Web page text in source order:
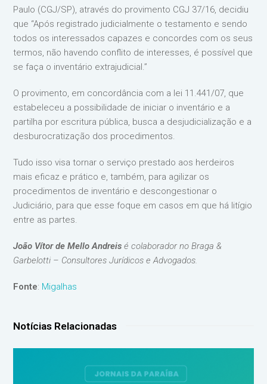
Paulo (CGJ/SP), através do provimento CGJ 37/16, decidiu
que “Após registrado judicialmente o testamento e sendo
todos os interessados capazes e concordes com os seus
termos, não havendo conflito de interesses, é possível que
se faça o inventário extrajudicial.”
O provimento, em concordância com a lei 11.441/07, que
estabeleceu a possibilidade de iniciar o inventário e a
partilha por escritura pública, busca a desjudicialização e a
desburocratização dos procedimentos.
Tudo isso visa tornar o serviço prestado aos herdeiros
mais eficaz e prático e, também, para agilizar os
procedimentos de inventário e descongestionar o
Judiciário, para que esse foque em casos em que há litígio
entre as partes.
João Vítor de Mello Andreis é colaborador no Braga &
Garbelotti – Consultores Jurídicos e Advogados.
Fonte: Migalhas
Notícias Relacionadas